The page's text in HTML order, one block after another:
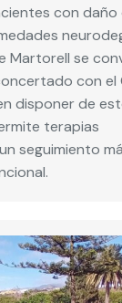
con daño
Martorell se
con el
disponer de
terapias
seguimiento